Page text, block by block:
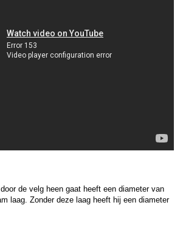
de velg heen gaat heeft een diameter van
laag. Zonder deze laag heeft hij een diameter